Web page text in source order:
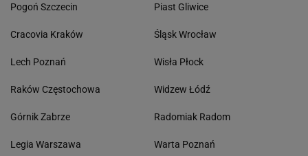
Pogoń Szczecin
Cracovia Kraków
Lech Poznań
Raków Częstochowa
Górnik Zabrze
Legia Warszawa
Piast Gliwice
Śląsk Wrocław
Wisła Płock
Widzew Łódź
Radomiak Radom
Warta Poznań